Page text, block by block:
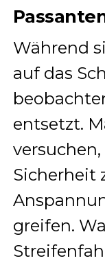
Während
auf das
entsetzt.
Sicherheit
greifen.